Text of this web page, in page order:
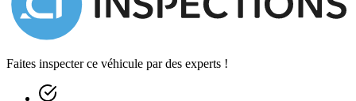
Faites inspecter ce véhicule par des experts !